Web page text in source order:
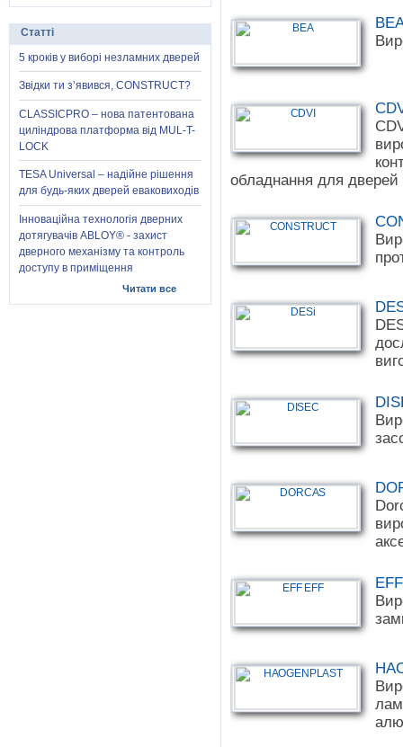
обладнання для дверей
Статті
5 кроків у виборі незламних дверей
Звідки ти з’явився, CONSTRUCT?
CLASSICPRO – нова патентована
циліндрова платформа від MUL-T-
LOCK
TESA Universal – надійне рішення
для будь-яких дверей еваковиходів
Інноваційна технологія дверних
дотягувачів ABLOY® - захист
дверного механізму та контроль
доступу в приміщення
Читати все